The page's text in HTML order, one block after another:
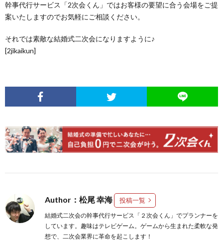
幹事代行サービス「2次会くん」ではお客様の要望に合う会場をご提
案いたしますのでお気軽にご相談ください。
それでは素敵な結婚式二次会になりますように♪
[2jikaikun]
Author：松尾 幸海 投稿一覧
結婚式二次会の幹事代行サービス「２次会くん」でプランナーを
しています。趣味はテレビゲーム。ゲームから生まれた柔軟な発
想で、二次会業界に革命を起こします！